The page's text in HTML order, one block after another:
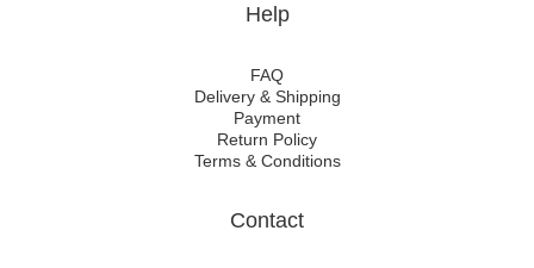
Help
FAQ
Delivery & Shipping
Payment
Return Policy
Terms & Conditions
Contact